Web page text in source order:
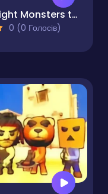
Fight Monsters to Survive!
0 (0 Голосів)